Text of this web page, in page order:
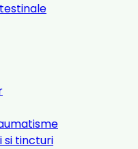
si tincturi